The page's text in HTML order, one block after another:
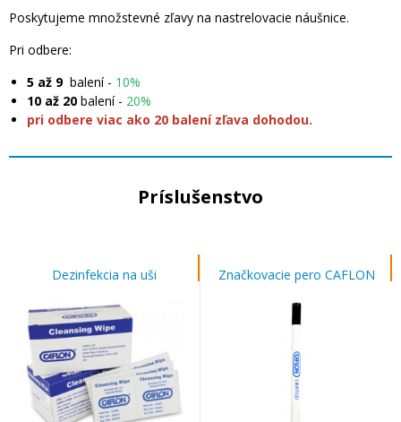
Poskytujeme množstevné zľavy na nastrelovacie náušnice.
Pri odbere:
5 až 9balení - 10%
10 až 20 balení - 20%
pri odbere viac ako 20 balení zľava dohodou.
Príslušenstvo
Dezinfekcia na uši Značkovacie pero CAFLON